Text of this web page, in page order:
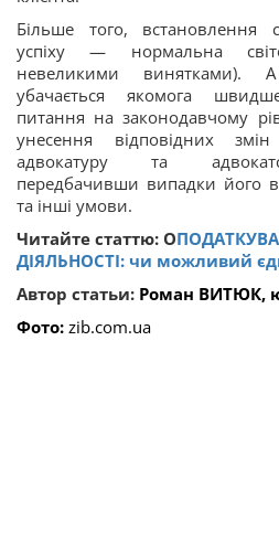
Більше того, встановлення
успіху — нормальна
невеликими винятками).
убачається якомога
питання на законодавчому
унесення відповідних
адвокатуру та
передбачивши випадки його
та інші умови.
Читайте статтю: О
ДІЯЛЬНОСТІ: чи можливий
Автор статьи: Роман ВИТЮК,
Фото: zib.com.ua